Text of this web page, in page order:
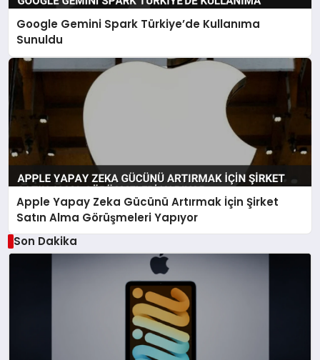
Google Gemini Spark Türkiye’de Kullanıma
Sunuldu
Apple Yapay Zeka Gücünü Artırmak İçin Şirket
Satın Alma Görüşmeleri Yapıyor
Son Dakika